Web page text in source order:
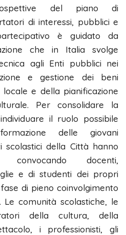
del piano di
di interessi, pubblici e
è guidato da
che in Italia svolge
agli Enti pubblici nei
e gestione dei beni
e della pianificazione
Per consolidare la
il ruolo possibile
delle giovani
scolastici della Città hanno
convocando docenti,
e di studenti dei propri
di pieno coinvolgimento
comunità scolastiche, le
della cultura, della
i professionisti, gli